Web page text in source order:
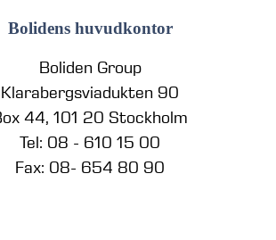
Bolidens huvudkontor
Boliden Group
Klarabergsviadukten 90
44, 101 20 Stockholm
Tel: 08 - 610 15 00
Fax: 08- 654 80 90